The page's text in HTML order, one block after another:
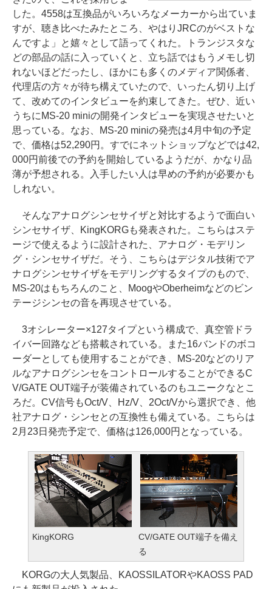
した。4558は互換品がいろいろなメーカーから出ていま
すが、聴き比べたみたところ、やはりJRCのがベストな
んですよ」と嬉々として語ってくれた。トランジスタな
どの部品の話に入っていくと、立ち話ではもうメモし切
れないほどだったし、ほかにも多くのメディア関係者、
代理店の方々が待ち構えていたので、いったん切り上げ
て、改めてのインタビューを約束してきた。ぜひ、近い
うちにMS-20 miniの開発インタビューを実現させたいと
思っている。なお、MS-20 miniの発売は4月中旬の予定
で、価格は52,290円。すでにネットショップなどでは42,
000円前後での予約を開始しているようだが、かなり品
薄が予想される。入手したい人は早めの予約が必要かも
しれない。
そんなアナログシンセサイザと対比するようで面白い
シンセサイザ、KingKORGも発表された。こちらはステ
ージで使えるように設計された、アナログ・モデリン
グ・シンセサイザだ。そう、こちらはデジタル技術でア
ナログシンセサイザをモデリングするタイプのもので、
MS-20はもちろんのこと、MoogやOberheimなどのビン
テージシンセの音を再現させている。
3オシレーター×127タイプという構成で、真空管ドラ
イバー回路なども搭載されている。また16バンドのボコ
ーダーとしても使用することができ、MS-20などのリア
ルなアナログシンセをコントロールすることができるC
V/GATE OUT端子が装備されているのもユニークなとこ
ろだ。CV信号もOct/V、Hz/V、2Oct/Vから選択でき、他
社アナログ・シンセとの互換性も備えている。こちらは
2月23日発売予定で、価格は126,000円となっている。
KingKORG
CV/GATE OUT端子を備え
る
KORGの大人気製品、KAOSSILATORやKAOSS PAD